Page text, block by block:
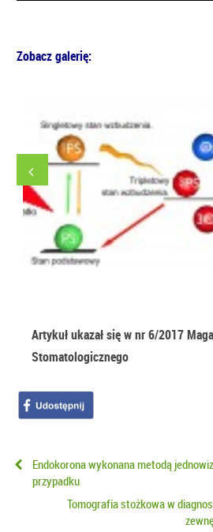
Zobacz galerię:
Artykuł ukazał się w nr 6/2017
Stomatologicznego
Endokorona wykonana metodą
przypadku
Tomografia stożkowa w